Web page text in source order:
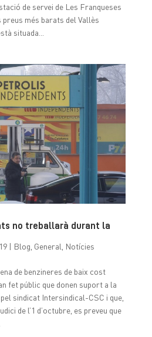
de servei de Les Franqueses
més barats del Vallès
situada...
no treballarà durant la
| Blog General Notícies
de benzineres de baix cost
fet públic que donen suport a la
sindicat Intersindical-CSC i que,
de l’1 d’octubre, es preveu que